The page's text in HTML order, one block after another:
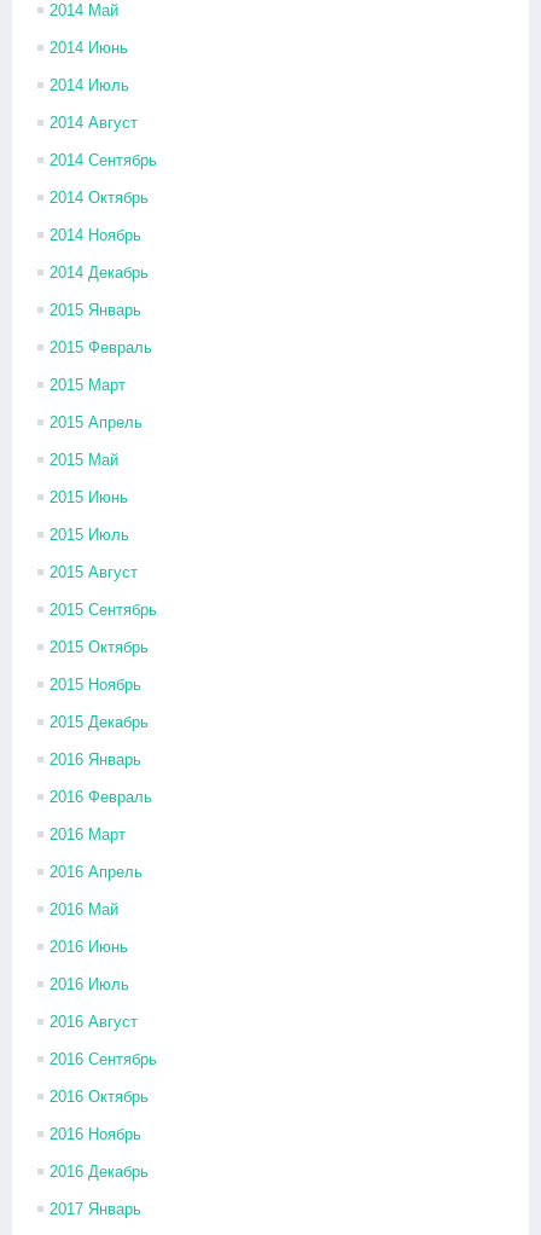
2014 Май
2014 Июнь
2014 Июль
2014 Август
2014 Сентябрь
2014 Октябрь
2014 Ноябрь
2014 Декабрь
2015 Январь
2015 Февраль
2015 Март
2015 Апрель
2015 Май
2015 Июнь
2015 Июль
2015 Август
2015 Сентябрь
2015 Октябрь
2015 Ноябрь
2015 Декабрь
2016 Январь
2016 Февраль
2016 Март
2016 Апрель
2016 Май
2016 Июнь
2016 Июль
2016 Август
2016 Сентябрь
2016 Октябрь
2016 Ноябрь
2016 Декабрь
2017 Январь